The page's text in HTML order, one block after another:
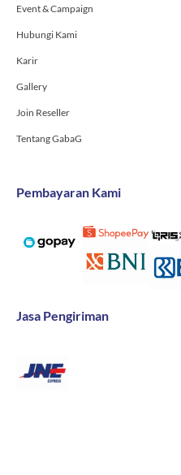
Event & Campaign
Hubungi Kami
Karir
Gallery
Join Reseller
Tentang GabaG
Pembayaran Kami
Jasa Pengiriman